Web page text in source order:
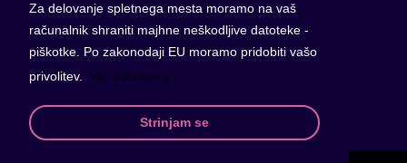
Za delovanje spletnega mesta moramo na vaš
računalnik shraniti majhne neškodljive datoteke -
piškotke. Po zakonodaji EU moramo pridobiti vašo
privolitev. Več informacij
Strinjam se
TRR: SI56 0208 3001 3014 662
DDV: SI71832912
Ostanite v stiku z nami